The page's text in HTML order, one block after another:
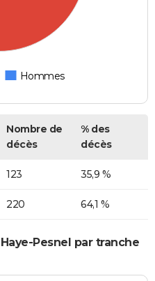
Hommes
Nombre de
décès
% des
décès
123 35,9 %
220 64,1 %
Pesnel par tranche